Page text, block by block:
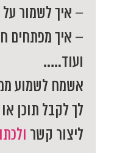
– איך לשמור על
– איך מפתחים
ועוד…..
אשמח לשמוע
לך לקבל תוכן
ליצור קשר